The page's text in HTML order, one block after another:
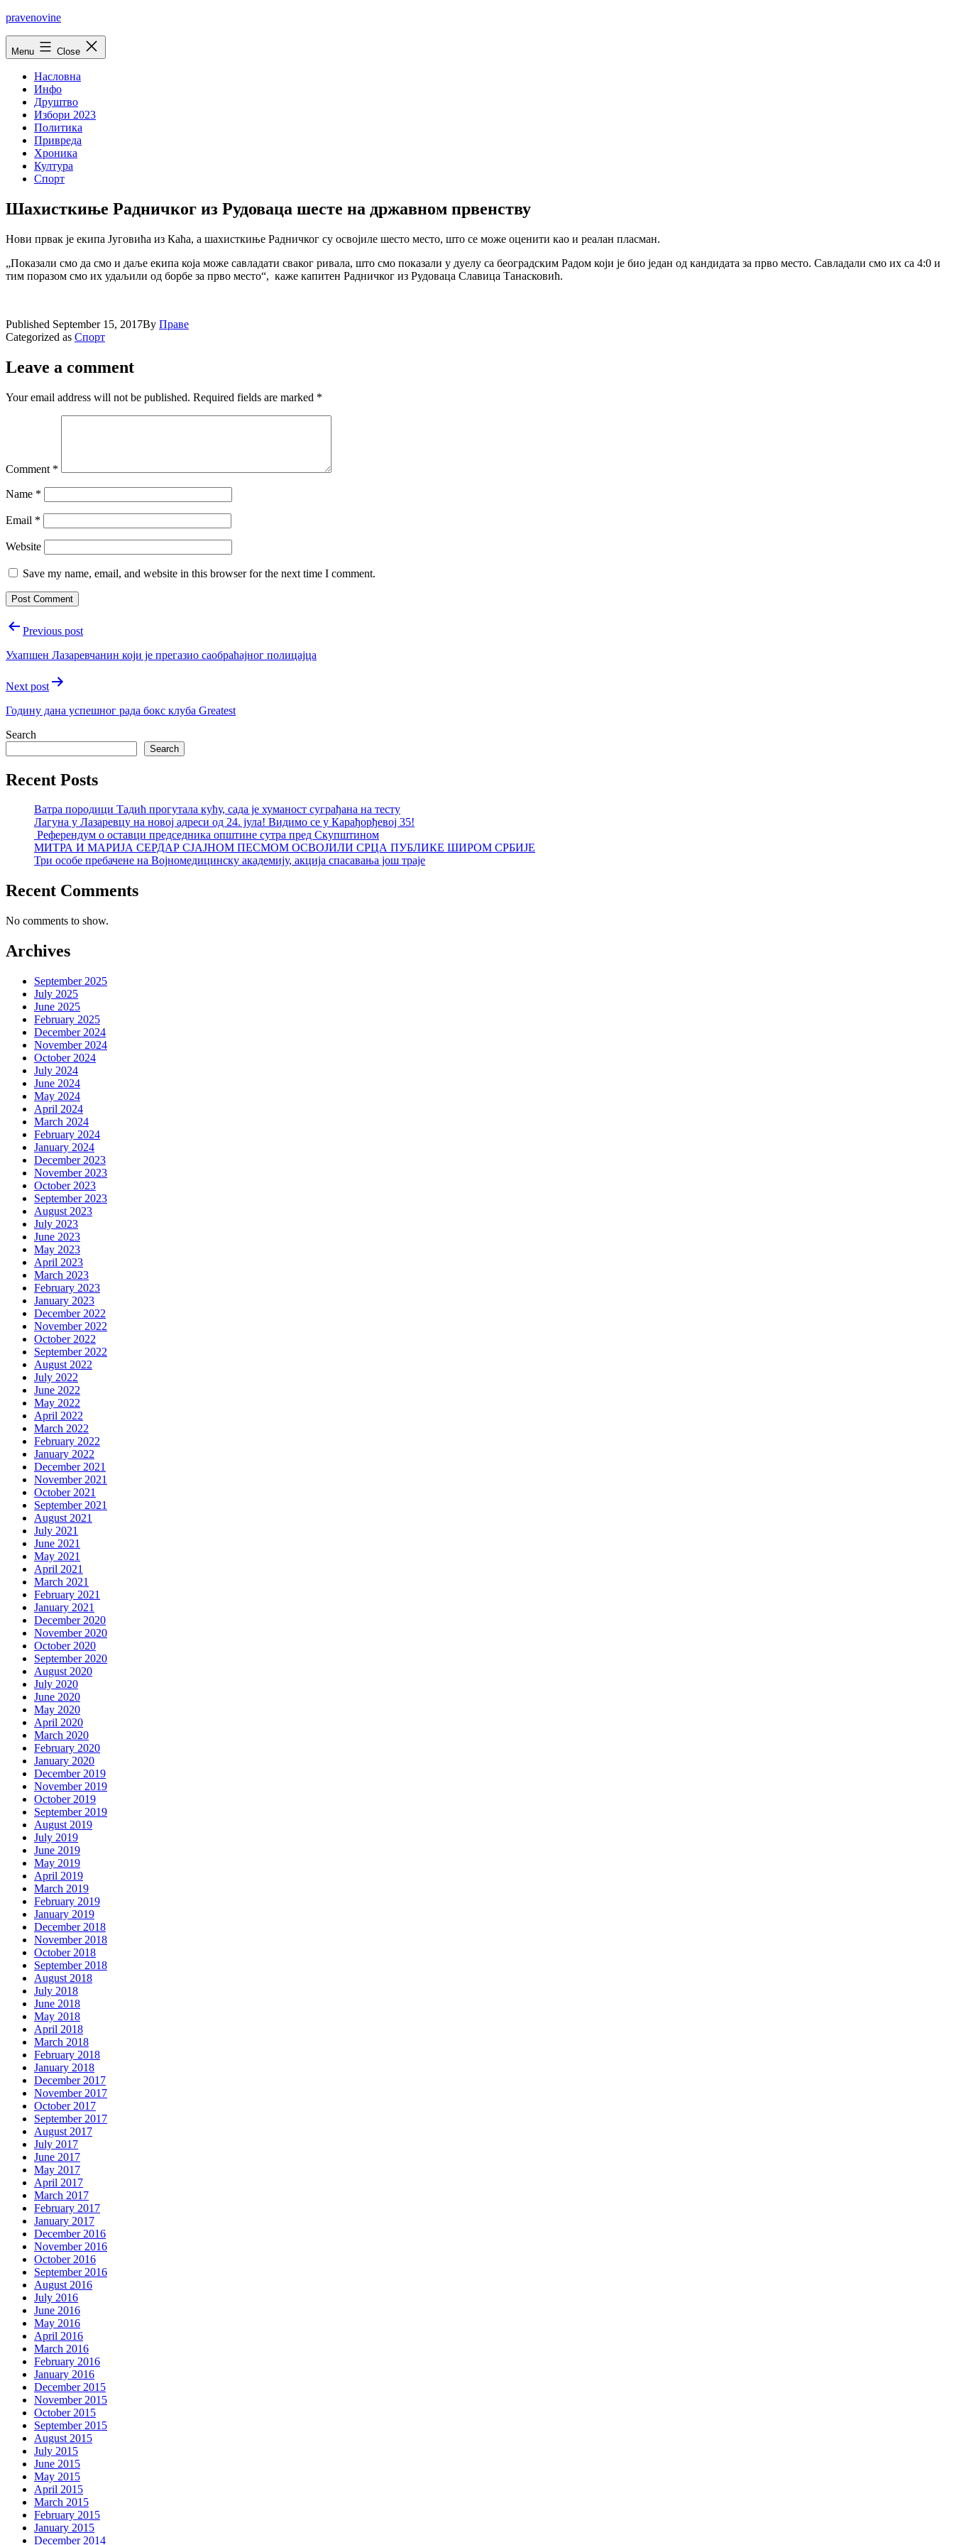
Skip
pravenovine
Menu Close
Насловна
Инфо
Друштво
Избори 2023
Политика
Привреда
Хроника
Култура
Спорт
Шахисткиње Радничког из Рудоваца шесте на државном првенству
Нови првак је екипа Југовића из Каћа, а шахисткиње Радничког су освојиле шесто место, што се може оценити као и реалан пласман.
„Показали смо да смо и даље екипа која може савладати сваког ривала, што смо показали у дуелу са београдским Радом који је био један од кандидата за прво место. Савладали смо их са 4:0 и
тим поразом смо их удаљили од борбе за прво место“, каже капитен Радничког из Рудоваца Славица Танасковић.
Published September 15, 2017By Праве
Categorized as Спорт
Leave a comment
Your email address will not be published. Required fields are marked *
Comment *
Name *
Email *
Website
Save my name, email, and website in this browser for the next time I comment.
PostPrevious post
Ухапшен Лазаревчанин који је прегазио саобраћајног полицајца
Next post
Годину дана успешног рада бокс клуба Greatest
Search
Search
Recent Posts
Ватра породици Тадић прогутала кућу, сада је хуманост суграђана на тесту
Лагуна у Лазаревцу на новој адреси од 24. јула! Видимо се у Карађорђевој 35!
Референдум о оставци председника општине сутра пред Скупштином
МИТРА И МАРИЈА СЕРДАР СЈАЈНОМ ПЕСМОМ ОСВОЈИЛИ СРЦА ПУБЛИКЕ ШИРОМ СРБИЈЕ
Три особе пребачене на Војномедицинску академију, акција спасавања још траје
Recent Comments
No comments to show.
Archives
September 2025
July 2025
June 2025
February 2025
December 2024
November 2024
October 2024
July 2024
June 2024
May 2024
April 2024
March 2024
February 2024
January 2024
December 2023
November 2023
October 2023
September 2023
August 2023
July 2023
June 2023
May 2023
April 2023
March 2023
February 2023
January 2023
December 2022
November 2022
October 2022
September 2022
August 2022
July 2022
June 2022
May 2022
April 2022
March 2022
February 2022
January 2022
December 2021
November 2021
October 2021
September 2021
August 2021
July 2021
June 2021
May 2021
April 2021
March 2021
February 2021
January 2021
December 2020
November 2020
October 2020
September 2020
August 2020
July 2020
June 2020
May 2020
April 2020
March 2020
February 2020
January 2020
December 2019
November 2019
October 2019
September 2019
August 2019
July 2019
June 2019
May 2019
April 2019
March 2019
February 2019
January 2019
December 2018
November 2018
October 2018
September 2018
August 2018
July 2018
June 2018
May 2018
April 2018
March 2018
February 2018
January 2018
December 2017
November 2017
October 2017
September 2017
August 2017
July 2017
June 2017
May 2017
April 2017
March 2017
February 2017
January 2017
December 2016
November 2016
October 2016
September 2016
August 2016
July 2016
June 2016
May 2016
April 2016
March 2016
February 2016
January 2016
December 2015
November 2015
October 2015
September 2015
August 2015
July 2015
June 2015
May 2015
April 2015
March 2015
February 2015
January 2015
December 2014